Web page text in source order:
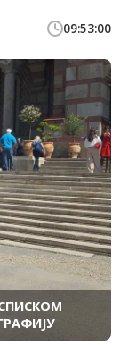
09:53:00